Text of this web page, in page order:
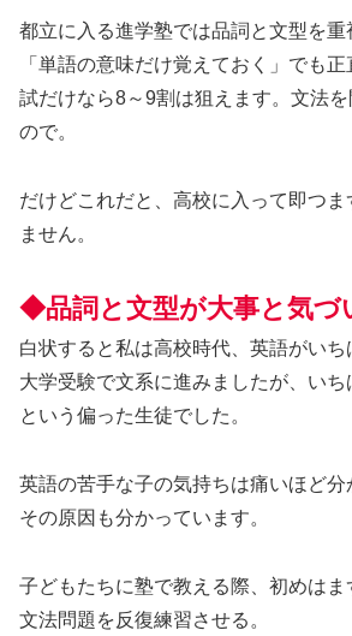
都立に入る進学塾では品詞と文型を重
「単語の意味だけ覚えておく」でも
試だけなら8～9割は狙えます。文法
ので。
だけどこれだと、高校に入って即つ
ません。
◆品詞と文型が大事と気づ
白状すると私は高校時代、英語がいち
大学受験で文系に進みましたが、い
という偏った生徒でした。
英語の苦手な子の気持ちは痛いほど分
その原因も分かっています。
子どもたちに塾で教える際、初めはま
文法問題を反復練習させる。